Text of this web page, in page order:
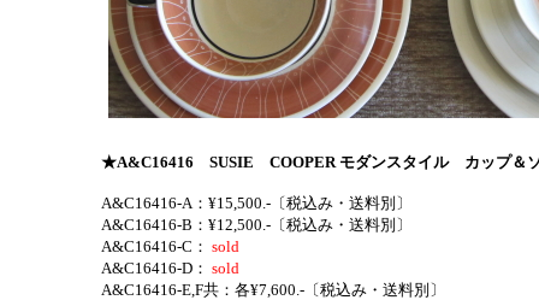
★A&C16416 SUSIE COOPER モダンスタイル カップ＆
A&C16416-A：¥15,500.-〔税込み・送料別〕
A&C16416-B：¥12,500.-〔税込み・送料別〕
A&C16416-C： sold
A&C16416-D： sold
A&C16416-E,F共：各¥7,600.-〔税込み・送料別〕